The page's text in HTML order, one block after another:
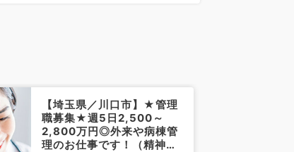
【埼玉県／川口市】★管理
職募集★週5日2,500～
2,800万円◎外来や病棟管
理のお仕事です！（精神科